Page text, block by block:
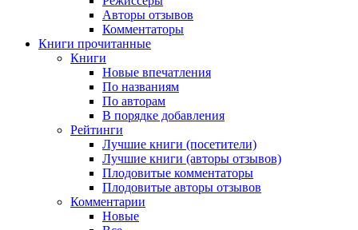
Авторы отзывов
Комментаторы
Книги прочитанные
Книги
Новые впечатления
По названиям
По авторам
В порядке добавления
Рейтинги
Лучшие книги (посетители)
Лучшие книги (авторы отзывов)
Плодовитые комментаторы
Плодовитые авторы отзывов
Комментарии
Новые